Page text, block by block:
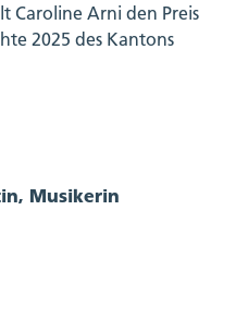
Caroline Arni den Preis
2025 des Kantons
Musikerin